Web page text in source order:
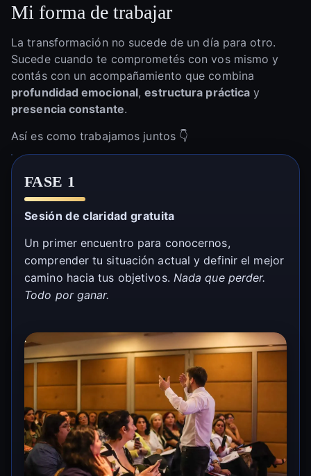
Mi forma de trabajar
La transformación no sucede de un día para otro.
Sucede cuando te comprometés con vos mismo y
contás con un acompañamiento que combina
profundidad emocional,estructura práctica y
presencia constante.
Así es como trabajamos juntos 👇
FASE 1
Sesión de claridad gratuita
Un primer encuentro para conocernos,
comprender tu situación actual y definir el mejor
camino hacia tus objetivos. Nada que perder.
Todo por ganar.